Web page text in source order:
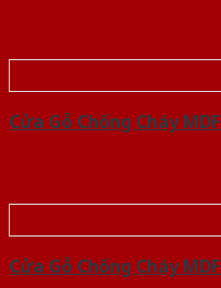
Cửa Gỗ Chống Cháy
Cửa Gỗ Chống Cháy